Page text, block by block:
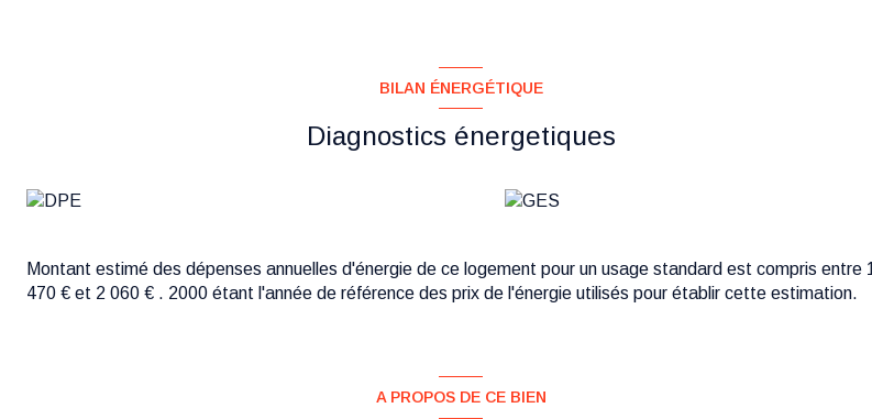
BILAN ÉNERGÉTIQUE
Diagnostics énergetiques
Montant estimé des dépenses annuelles d'énergie de ce logement pour un usage standard est compris entre 1
470 € et 2 060 € . 2000 étant l'année de référence des prix de l'énergie utilisés pour établir cette estimation.
A PROPOS DE CE BIEN